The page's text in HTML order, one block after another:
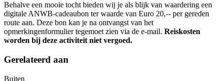
Behalve een mooie tocht bieden wij je als blijk van waardering een
digitale ANWB-cadeaubon ter waarde van Euro 20,-- per gereden
route aan. Deze bon kan je na ontvangst van het
opmerkingenformulier tegemoet zien via de e-mail. Reiskosten
worden bij deze activiteit niet vergoed.
Gerelateerd aan
Buiten